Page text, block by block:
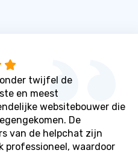
twijfel de
en meest
websitebouwer die
De
van de helpchat zijn
professioneel, waardoor